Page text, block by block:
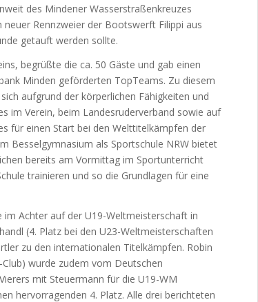
des Mindener Wasserstraßenkreuzes
neuer Rennzweier der Bootswerft Filippi aus
getauft werden sollte.
begrüßte die ca. 50 Gäste und gab einen
Minden geförderten TopTeams. Zu diesem
aufgrund der körperlichen Fähigkeiten und
im Verein, beim Landesruderverband sowie auf
für einen Start bei den Welttitelkämpfen der
Besselgymnasium als Sportschule NRW bietet
bereits am Vormittag im Sportunterricht
trainieren und so die Grundlagen für eine
Achter auf der U19-Weltmeisterschaft in
(4. Platz bei den U23-Weltmeisterschaften
zu den internationalen Titelkämpfen. Robin
wurde zudem vom Deutschen
mit Steuermann für die U19-WM
hervorragenden 4. Platz. Alle drei berichteten